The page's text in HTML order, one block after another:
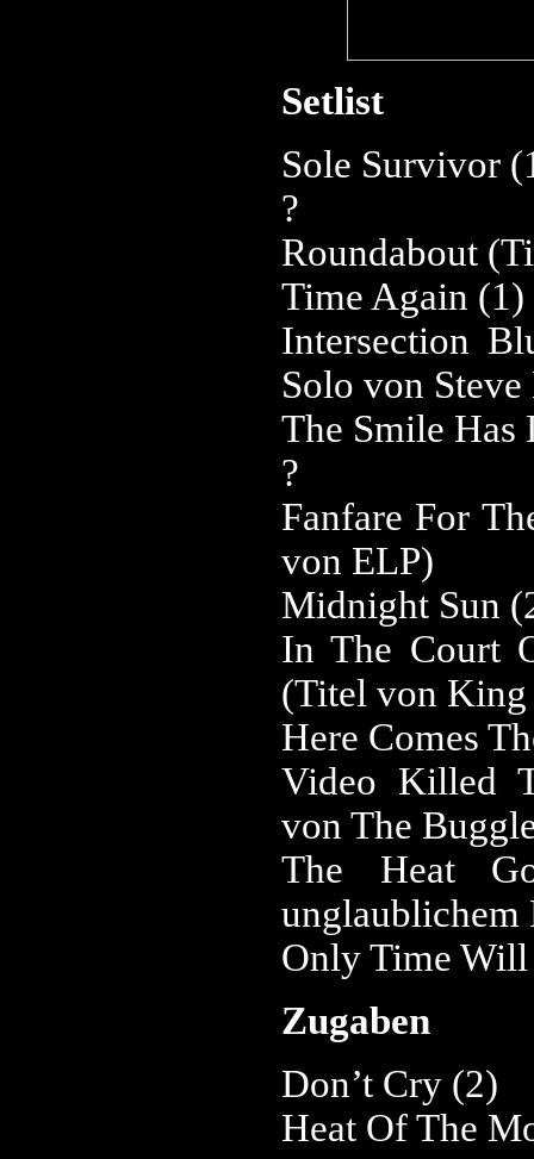
Setlist
Sole Survivor
?
Roundabout
Time Again (1)
Intersection
Solo von
The Smile Has
?
Fanfare For
von ELP)
Midnight Sun
In The Court
(Titel von
Here Comes
Video Killed
von The
The Heat
unglaublichem
Only Time
Zugaben
Don’t Cry (2)
Heat Of The